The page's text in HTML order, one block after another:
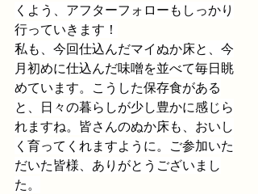
くよう、アフターフォローもしっかり
行っていきます！
私も、今回仕込んだマイぬか床と、今
月初めに仕込んだ味噌を並べて毎日眺
めています。こうした保存食がある
と、日々の暮らしが少し豊かに感じら
れますね。皆さんのぬか床も、おいし
く育ってくれますように。ご参加いた
だいた皆様、ありがとうございまし
た。